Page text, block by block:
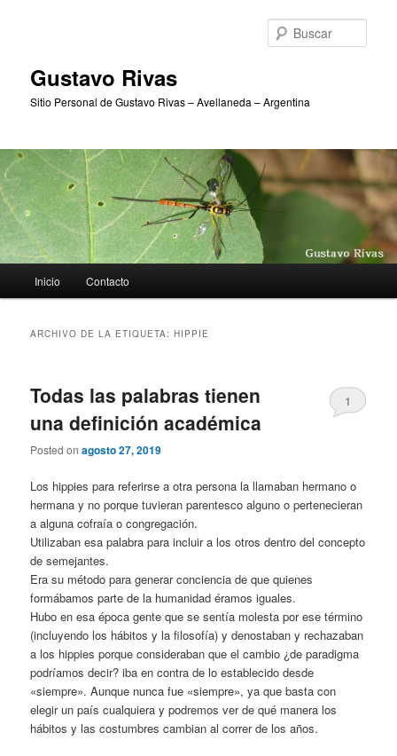
Gustavo Rivas
Sitio Personal de Gustavo Rivas – Avellaneda – Argentina
principal
Inicio Contacto
ARCHIVO DE LA ETIQUETA:HIPPIE
Todas las palabras tienen
una definición académica
Posted onagosto 27, 2019
1
Los hippies para referirse a otra persona la llamaban hermano o
hermana y no porque tuvieran parentesco alguno o pertenecieran
a alguna cofraía o congregación.
Utilizaban esa palabra para incluir a los otros dentro del concepto
de semejantes.
Era su método para generar conciencia de que quienes
formábamos parte de la humanidad éramos iguales.
Hubo en esa época gente que se sentía molesta por ese término
(incluyendo los hábitos y la filosofía) y denostaban y rechazaban
a los hippies porque consideraban que el cambio ¿de paradigma
podríamos decir? iba en contra de lo establecido desde
«siempre». Aunque nunca fue «siempre», ya que basta con
elegir un país cualquiera y podremos ver de qué manera los
hábitos y las costumbres cambian al correr de los años.